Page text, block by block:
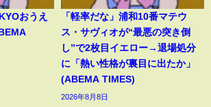
おうえ
「軽率だな」浦和10番マテウ
ス・サヴィオが“最悪の突き倒
し”で2枚目イエロー→退場処分
に「熱い性格が裏目に出たか」
(ABEMA TIMES)
2026年8月8日